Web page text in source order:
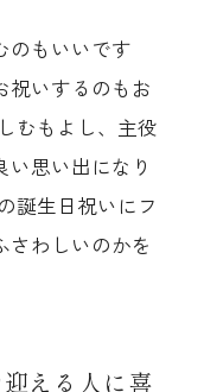
のもいいです
祝いするのもお
むもよし、主役
思い出になり
誕生日祝いにフ
さわしいのかを
える人に喜